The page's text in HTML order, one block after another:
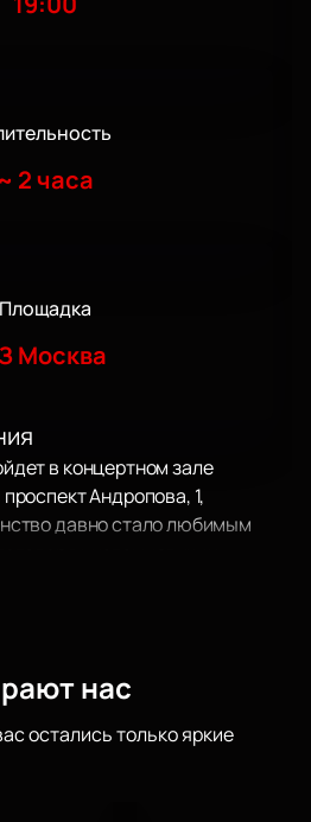
~ 2 часа
Площадка
Москва
в концертном зале
Андропова, 1,
давно стало любимым
России. Валерия —
с ярким голосом и
опытом. Она закончила
педагогический
нас
остались только яркие